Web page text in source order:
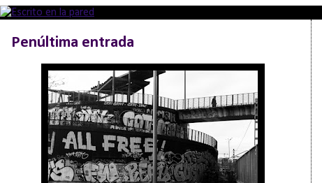
Penúltima entrada